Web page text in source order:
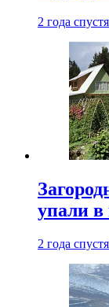
2 года спустя
упали в
2 года спустя